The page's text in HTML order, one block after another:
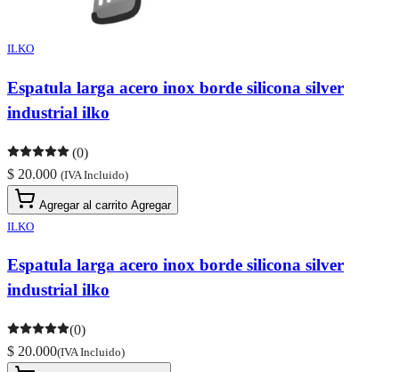
ILKO
Espatula larga acero inox borde silicona silver
industrial ilko
(0)
$ 20.000 (IVA Incluido)
Agregar al carrito Agregar
ILKO
Espatula larga acero inox borde silicona silver
industrial ilko
(0)
$ 20.000(IVA Incluido)